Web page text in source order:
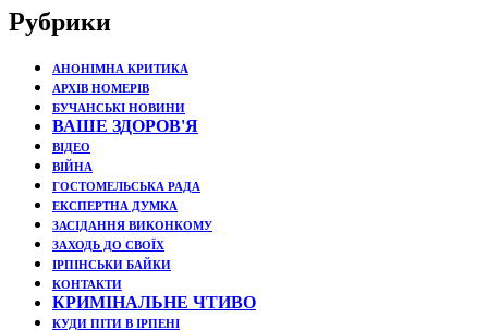
Рубрики
АНОНІМНА КРИТИКА
АРХІВ НОМЕРІВ
БУЧАНСЬКІ НОВИНИ
ВАШЕ ЗДОРОВ'Я
ВІДЕО
ВІЙНА
ГОСТОМЕЛЬСЬКА РАДА
ЕКСПЕРТНА ДУМКА
ЗАСІДАННЯ ВИКОНКОМУ
ЗАХОДЬ ДО СВОЇХ
ІРПІНСЬКИ БАЙКИ
КОНТАКТИ
КРИМІНАЛЬНЕ ЧТИВО
КУДИ ПІТИ В ІРПЕНІ